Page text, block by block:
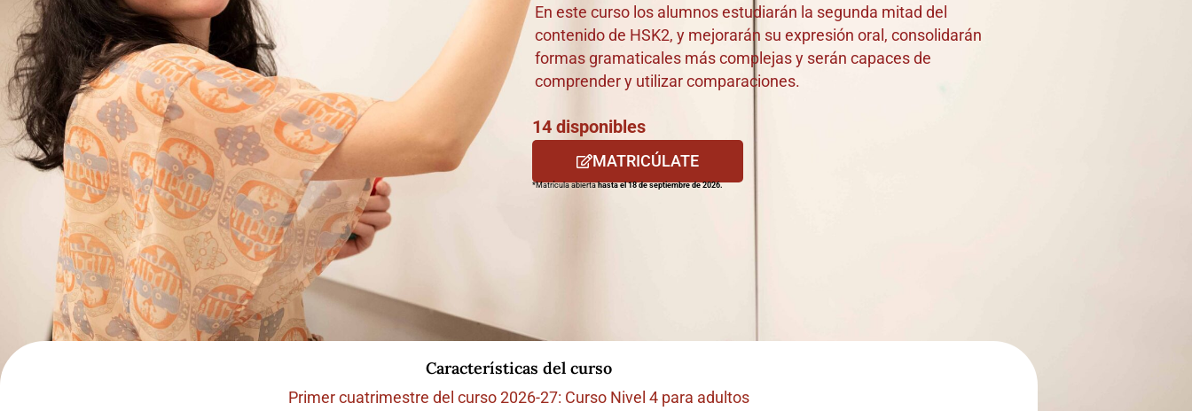
En este curso los alumnos estudiarán la segunda mitad del
contenido de HSK2, y mejorarán su expresión oral, consolidarán
formas gramaticales más complejas y serán capaces de
comprender y utilizar comparaciones.
14 disponibles
MATRICÚLATE
*Matrícula abiertahasta el 18 de septiembre de 2026.
Características del curso
Primer cuatrimestre del curso 2026-27: Curso Nivel 4 para adultos